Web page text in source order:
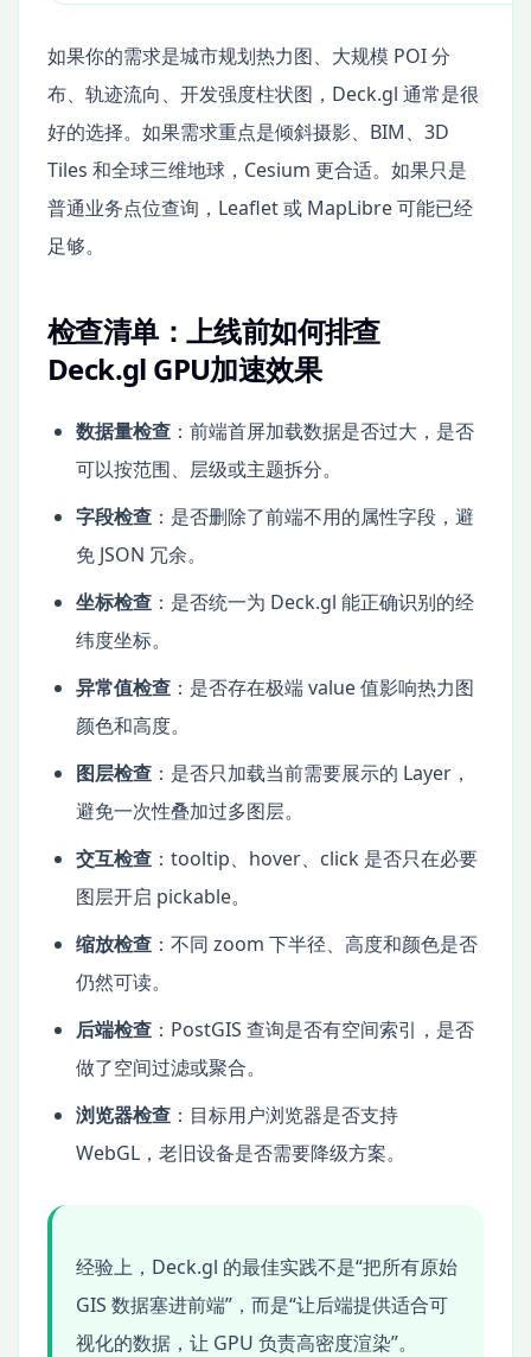
如果你的需求是城市规划热力图、大规模 POI 分
布、轨迹流向、开发强度柱状图，Deck.gl 通常是很
好的选择。如果需求重点是倾斜摄影、BIM、3D
Tiles 和全球三维地球，Cesium 更合适。如果只是
普通业务点位查询，Leaflet 或 MapLibre 可能已经
足够。
检查清单：上线前如何排查
Deck.gl GPU加速效果
数据量检查 ：前端首屏加载数据是否过大，是否
可以按范围、层级或主题拆分。
字段检查 ：是否删除了前端不用的属性字段，避
免 JSON 冗余。
坐标检查 ：是否统一为 Deck.gl 能正确识别的经
纬度坐标。
异常值检查 ：是否存在极端 value 值影响热力图
颜色和高度。
图层检查 ：是否只加载当前需要展示的 Layer，
避免一次性叠加过多图层。
交互检查 ：tooltip、hover、click 是否只在必要
图层开启 pickable。
缩放检查 ：不同 zoom 下半径、高度和颜色是否
仍然可读。
后端检查 ：PostGIS 查询是否有空间索引，是否
做了空间过滤或聚合。
浏览器检查 ：目标用户浏览器是否支持
WebGL，老旧设备是否需要降级方案。
经验上，Deck.gl 的最佳实践不是“把所有原始
GIS 数据塞进前端”，而是“让后端提供适合可
视化的数据，让 GPU 负责高密度渲染”。